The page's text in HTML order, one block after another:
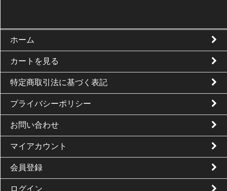
ホーム
カートを見る
特定商取引法に基づく表記
プライバシーポリシー
お問い合わせ
マイアカウント
会員登録
ログイン